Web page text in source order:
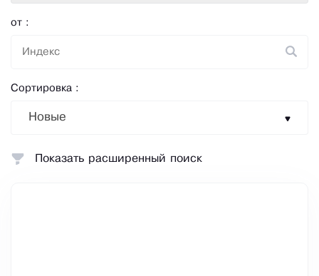
от :
Сортировка :
Новые
Показать расширенный поиск